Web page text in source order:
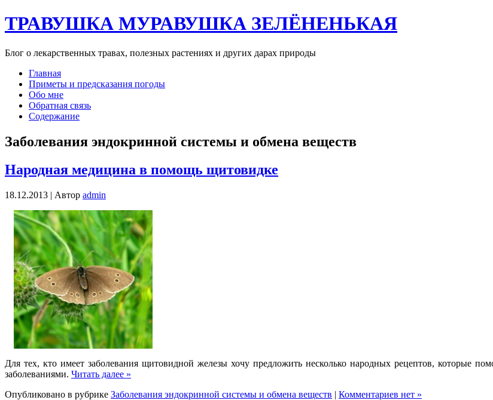
ТРАВУШКА МУРАВУШКА ЗЕЛЁНЕНЬКАЯ
Блог о лекарственных травах, полезных растениях и других дарах природы
Главная
Приметы и предсказания погоды
Обо мне
Обратная связь
Содержание
Заболевания эндокринной системы и обмена веществ
Народная медицина в помощь щитовидке
18.12.2013 | Автор admin
Для тех, кто имеет заболевания щитовидной железы хочу предложить несколько народных рецептов, которые
заболеваниями. Читать далее »
Опубликовано в рубрике Заболевания эндокринной системы и обмена веществ | Комментариев нет »